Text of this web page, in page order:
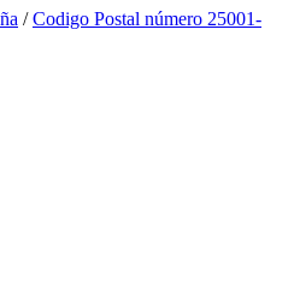
/Codigo Postal número 25001-